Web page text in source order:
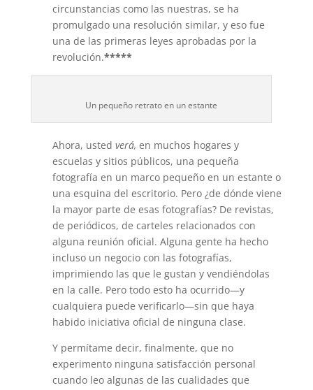
circunstancias como las nuestras, se ha
promulgado una resolución similar, y eso fue
una de las primeras leyes aprobadas por la
revolución.*****
Un pequeño retrato en un estante
Ahora, usted verá, en muchos hogares y
escuelas y sitios públicos, una pequeña
fotografía en un marco pequeño en un estante o
una esquina del escritorio. Pero ¿de dónde viene
la mayor parte de esas fotografías? De revistas,
de periódicos, de carteles relacionados con
alguna reunión oficial. Alguna gente ha hecho
incluso un negocio con las fotografías,
imprimiendo las que le gustan y vendiéndolas
en la calle. Pero todo esto ha ocurrido—y
cualquiera puede verificarlo—sin que haya
habido iniciativa oficial de ninguna clase.
Y permítame decir, finalmente, que no
experimento ninguna satisfacción personal
cuando leo algunas de las cualidades que